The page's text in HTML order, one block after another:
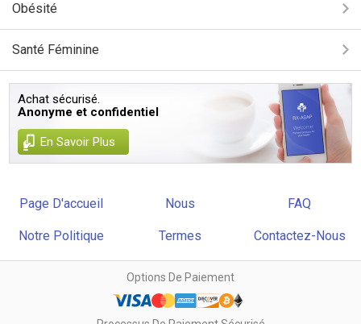
Obésité
Santé Féminine
Achat sécurisé.
Anonyme et confidentiel
En Savoir Plus
Page D'accueil Nous FAQ
Notre Politique Termes Contactez-Nous
Options De Paiement